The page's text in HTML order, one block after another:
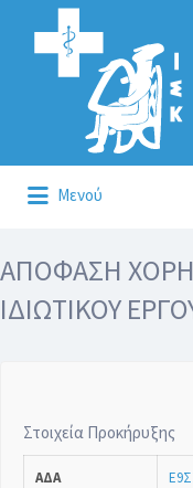
Αναζήτηση
για:
Μενού
για:
ΑΠΟΦΑΣΗ
ΙΔΙΩΤΙΚΟΥ
Στοιχεία Προκήρυξης
ΑΔΑ